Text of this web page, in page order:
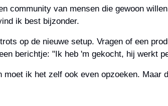
community van mensen die gewoon
ik best bijzonder.
op de nieuwe setup. Vragen of een
berichtje: "Ik heb 'm gekocht, hij werkt
ik het zelf ook even opzoeken.